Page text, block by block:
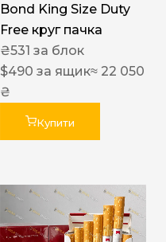
Bond King Size Duty
Free круг пачка
₴531 за блок
$490 за ящик≈ 22 050
₴
Купити